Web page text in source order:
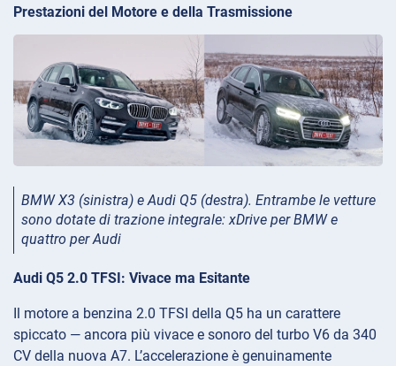
Prestazioni del Motore e della Trasmissione
BMW X3 (sinistra) e Audi Q5 (destra). Entrambe le vetture
sono dotate di trazione integrale: xDrive per BMW e
quattro per Audi
Audi Q5 2.0 TFSI: Vivace ma Esitante
Il motore a benzina 2.0 TFSI della Q5 ha un carattere
spiccato — ancora più vivace e sonoro del turbo V6 da 340
CV della nuova A7. L’accelerazione è genuinamente